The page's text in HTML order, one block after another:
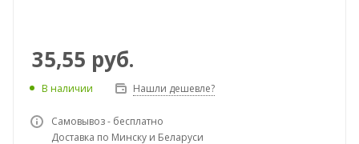
35,55 руб.
В наличии Нашли дешевле?
Самовывоз - бесплатно
Доставка по Минску и Беларуси